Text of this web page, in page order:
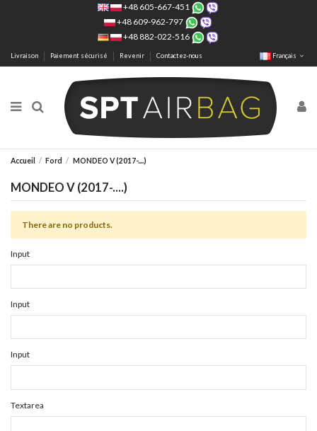
+48 605-667-451
+48 609-962-797
+48 882-022-516
Livraison Paiement sécurisé Revenir Contactez-nous Français
Accueil Ford MONDEO V (2017-....)
MONDEO V (2017-....)
There are no products.
Input
Input
Input
Textarea